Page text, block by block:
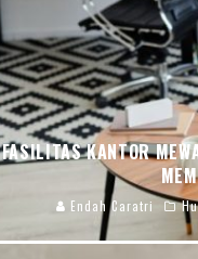
FASILITAS KANTOR
Endah Caratri